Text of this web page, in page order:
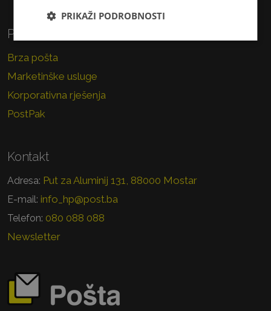
Poslovni korisnici
Brza pošta
Marketinške usluge
Korporativna rješenja
PostPak
Kontakt
Adresa: Put za Aluminij 131, 88000 Mostar
E-mail: info_hp@post.ba
Telefon: 080 088 088
Newsletter
PRIKAŽI PODROBNOSTI